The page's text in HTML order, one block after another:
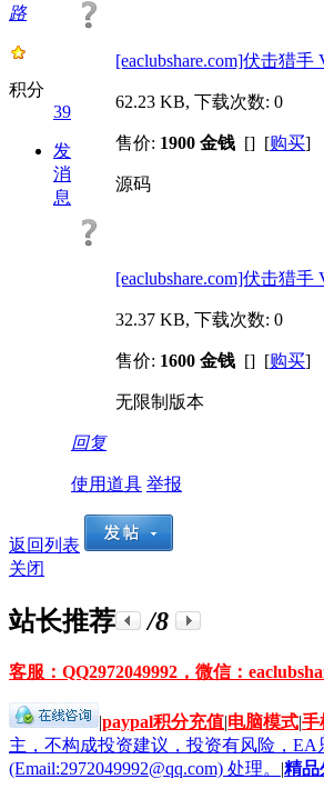
路
积分
39
发
消
息
[eaclubshare.com]伏击猎手
62.23 KB, 下载次数: 0
售价: 1900 金钱 [] [购买]
源码
[eaclubshare.com]伏击猎手
32.37 KB, 下载次数: 0
售价: 1600 金钱 [] [购买]
无限制版本
回复
使用道具 举报
返回列表
关闭
站长推荐 /8
客服：QQ2972049992，微信：
|paypal积分充值|电脑模式|手
主，不构成投资建议，投资有风险，
(Email:2972049992@qq.com) 处理。 |精品